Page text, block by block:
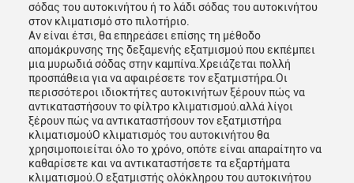
σόδας του αυτοκινήτου ή το λάδι σόδας του αυτοκινήτου
στον κλιματισμό στο πιλοτήριο.
Αν είναι έτσι, θα επηρεάσει επίσης τη μέθοδο
απομάκρυνσης της δεξαμενής εξατμισμού που εκπέμπει
μια μυρωδιά σόδας στην καμπίνα.Χρειάζεται πολλή
προσπάθεια για να αφαιρέσετε τον εξατμιστήρα.Οι
περισσότεροι ιδιοκτήτες αυτοκινήτων ξέρουν πώς να
αντικαταστήσουν το φίλτρο κλιματισμού.αλλά λίγοι
ξέρουν πώς να αντικαταστήσουν τον εξατμιστήρα
κλιματισμούΟ κλιματισμός του αυτοκινήτου θα
χρησιμοποιείται όλο το χρόνο, οπότε είναι απαραίτητο να
καθαρίσετε και να αντικαταστήσετε τα εξαρτήματα
κλιματισμού.Ο εξατμιστής ολόκληρου του αυτοκινήτου